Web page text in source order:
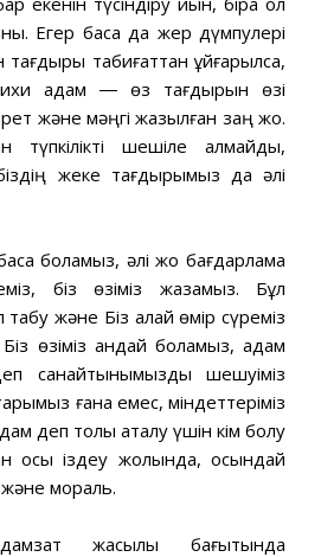
Егер басқа да жер дүмпулері
табиғаттан ұйғарылса,
адам ― өз тағдырын өзі
және мәңгі жазылған заң жоқ.
шешіле алмайды,
жеке тағдырымыз да әлі
боламыз, әлі жоқ бағдарлама
біз өзіміз жазамыз. Бұл
табу және Біз қалай өмір сүреміз
өзіміз қандай боламыз, адам
санайтынымызды шешуіміз
ғана емес, міндеттеріміз
деп толық аталу үшін кім болу
осы іздеу жолында, осындай
мораль.
жақсылық бағытында